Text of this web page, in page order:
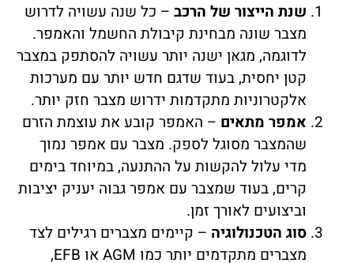
שנת הייצור של הרכב – כל שנה עשויה לדרוש
מצבר שונה מבחינת קיבולת החשמל והאמפר.
לדוגמה, מגאן ישנה יותר עשויה להסתפק במצבר
קטן יחסית, בעוד שדגם חדש יותר עם מערכות
אלקטרוניות מתקדמות ידרוש מצבר חזק יותר.
אמפר מתאים – האמפר קובע את עוצמת הזרם
שהמצבר מסוגל לספק. מצבר עם אמפר נמוך
מדי עלול להקשות על ההתנעה, במיוחד בימים
קרים, בעוד שמצבר עם אמפר גבוה יעניק יציבות
וביצועים לאורך זמן.
סוג הטכנולוגיה – קיימים מצברים רגילים לצד
מצברים מתקדמים יותר כמו AGM או EFB,